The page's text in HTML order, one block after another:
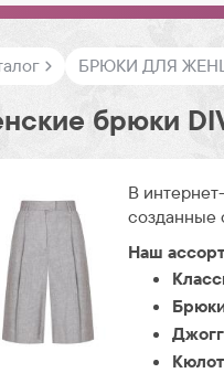
БРЮКИ ДЛЯ
брюки
В
созданные
Наш